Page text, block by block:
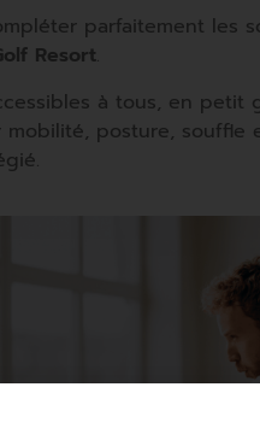
parfaitement les
Resort.
à tous, en petit
posture, souffle